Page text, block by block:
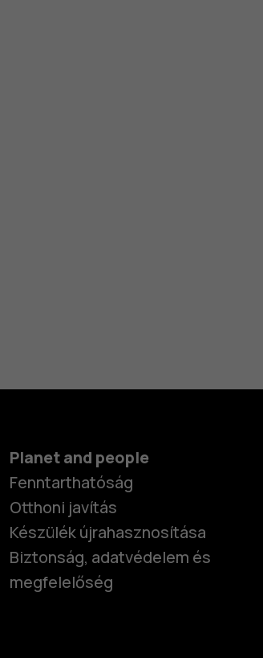
Planet and people
Fenntarthatóság
Otthoni javítás
Készülék újrahasznosítása
Biztonság, adatvédelem és
megfelelőség